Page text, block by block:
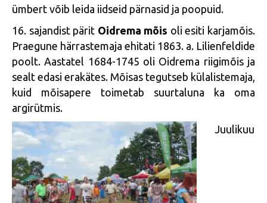
ümbert võib leida iidseid pärnasid ja poopuid.
16. sajandist pärit Oidrema mõis oli esiti karjamõis.
Praegune härrastemaja ehitati 1863. a. Lilienfeldide
poolt. Aastatel 1684-1745 oli Oidrema riigimõis ja
sealt edasi erakätes. Mõisas tegutseb külalistemaja,
kuid mõisapere toimetab suurtaluna ka oma
argirütmis.
Juulikuu